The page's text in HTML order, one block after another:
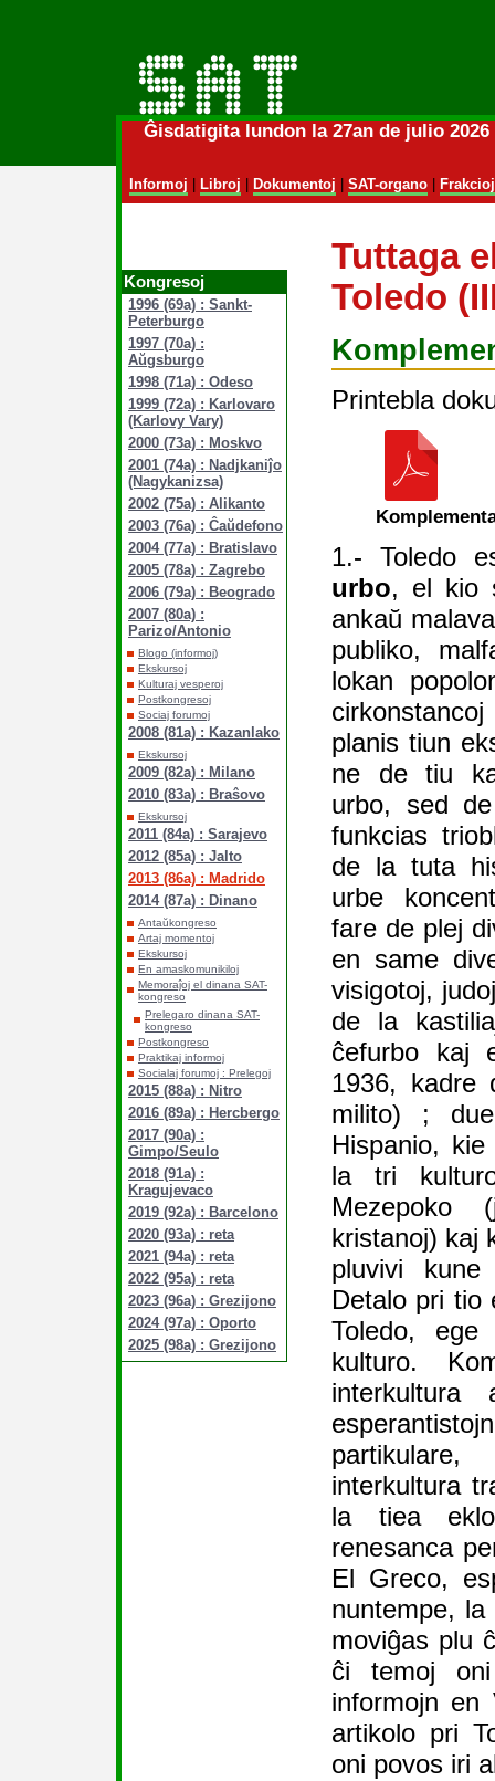
Ĝisdatigita lundon la 27an de julio
Informoj Libroj Dokumentoj SAT-organo| Frakcioj
Kongresoj
1996 (69a) : Sankt-
Peterburgo
1997 (70a) :
Aŭgsburgo
1998 (71a) : Odeso
1999 (72a) : Karlovaro
(Karlovy Vary)
2000 (73a) : Moskvo
2001 (74a) : Nadjkaniĵo
(Nagykanizsa)
2002 (75a) : Alikanto
2003 (76a) : Ĉaŭdefono
2004 (77a) : Bratislavo
2005 (78a) : Zagrebo
2006 (79a) : Beogrado
2007 (80a) :
Parizo/Antonio
Blogo (informoj)
Ekskursoj
Kulturaj vesperoj
Postkongresoj
Sociaj forumoj
2008 (81a) : Kazanlako
Ekskursoj
2009 (82a) : Milano
2010 (83a) : Braŝovo
Ekskursoj
2011 (84a) : Sarajevo
2012 (85a) : Jalto
2013 (86a) : Madrido
2014 (87a) : Dinano
Antaŭkongreso
Artaj momentoj
Ekskursoj
En amaskomunikiloj
Memoraĵoj el dinana SAT-
kongreso
Prelegaro dinana SAT-
kongreso
Postkongreso
Praktikaj informoj
Socialaj forumoj : Prelegoj
2015 (88a) : Nitro
2016 (89a) : Hercbergo
2017 (90a) :
Gimpo/Seulo
2018 (91a) :
Kragujevaco
2019 (92a) : Barcelono
2020 (93a) : reta
2021 (94a) : reta
2022 (95a) : reta
2023 (96a) : Grezijono
2024 (97a) : Oporto
2025 (98a) : Grezijono
Tuttaga
Toledo
Printebla
1.- Toledo
urbo, el kio
ankaŭ
publiko,
lokan
planis tiun
ne de tiu
urbo, sed
funkcias
de la tuta
urbe
fare de plej
en same
visigotoj,
de la
ĉefurbo kaj
1936, kadre
milito) ;
Hispanio,
la tri
Mezepoko
kristanoj) kaj
pluvivi
Detalo pri tio
Toledo,
kulturo.
interkultura
interkultura
la tiea
renesanca
El Greco,
nuntempe,
moviĝas plu
ĉi temoj
informojn en
artikolo pri
oni povos iri